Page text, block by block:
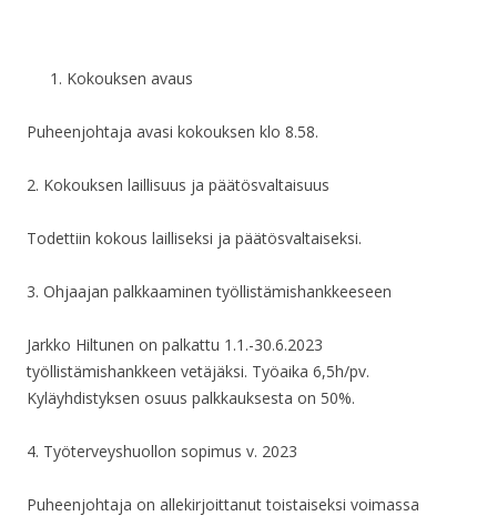
Kokouksen avaus
Puheenjohtaja avasi kokouksen klo 8.58.
2. Kokouksen laillisuus ja päätösvaltaisuus
Todettiin kokous lailliseksi ja päätösvaltaiseksi.
3. Ohjaajan palkkaaminen työllistämishankkeeseen
Jarkko Hiltunen on palkattu 1.1.-30.6.2023
työllistämishankkeen vetäjäksi. Työaika 6,5h/pv.
Kyläyhdistyksen osuus palkkauksesta on 50%.
4. Työterveyshuollon sopimus v. 2023
Puheenjohtaja on allekirjoittanut toistaiseksi voimassa